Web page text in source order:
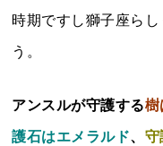
時期ですし獅子座ら
う。
アンスルが守護する樹
護石はエメラルド、 守